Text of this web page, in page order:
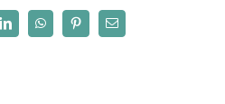
LinkedInWhatsAppPinterestCorreo
electrónico